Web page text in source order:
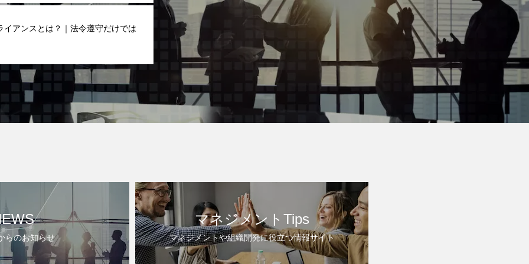
イアンスとは？｜法令遵守だけでは
らのお知らせ
マネジメントTips
マネジメントや組織開発に役立つ情報サイト